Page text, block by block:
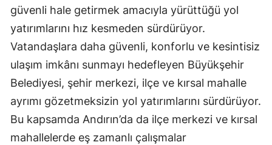
güvenli hale getirmek amacıyla yürüttüğü yol
yatırımlarını hız kesmeden sürdürüyor.
Vatandaşlara daha güvenli, konforlu ve kesintisiz
ulaşım imkânı sunmayı hedefleyen Büyükşehir
Belediyesi, şehir merkezi, ilçe ve kırsal mahalle
ayrımı gözetmeksizin yol yatırımlarını sürdürüyor.
Bu kapsamda Andırın’da da ilçe merkezi ve kırsal
mahallelerde eş zamanlı çalışmalar